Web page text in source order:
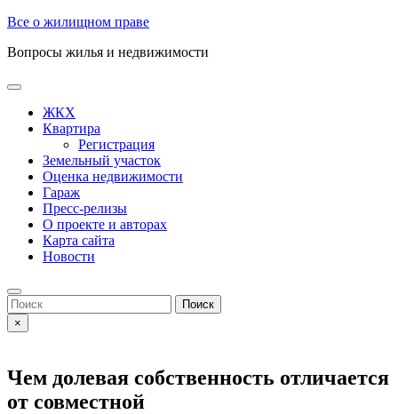
Skip
content
Все о жилищном праве
Вопросы жилья и недвижимости
Open
ButtonЖКХ
Квартира
Регистрация
Земельный участок
Оценка недвижимости
Гараж
Пресс-релизы
О проекте и авторах
Карта сайта
Новости
Close
Button
Search
for:
×
Чем долевая собственность отличается
от совместной